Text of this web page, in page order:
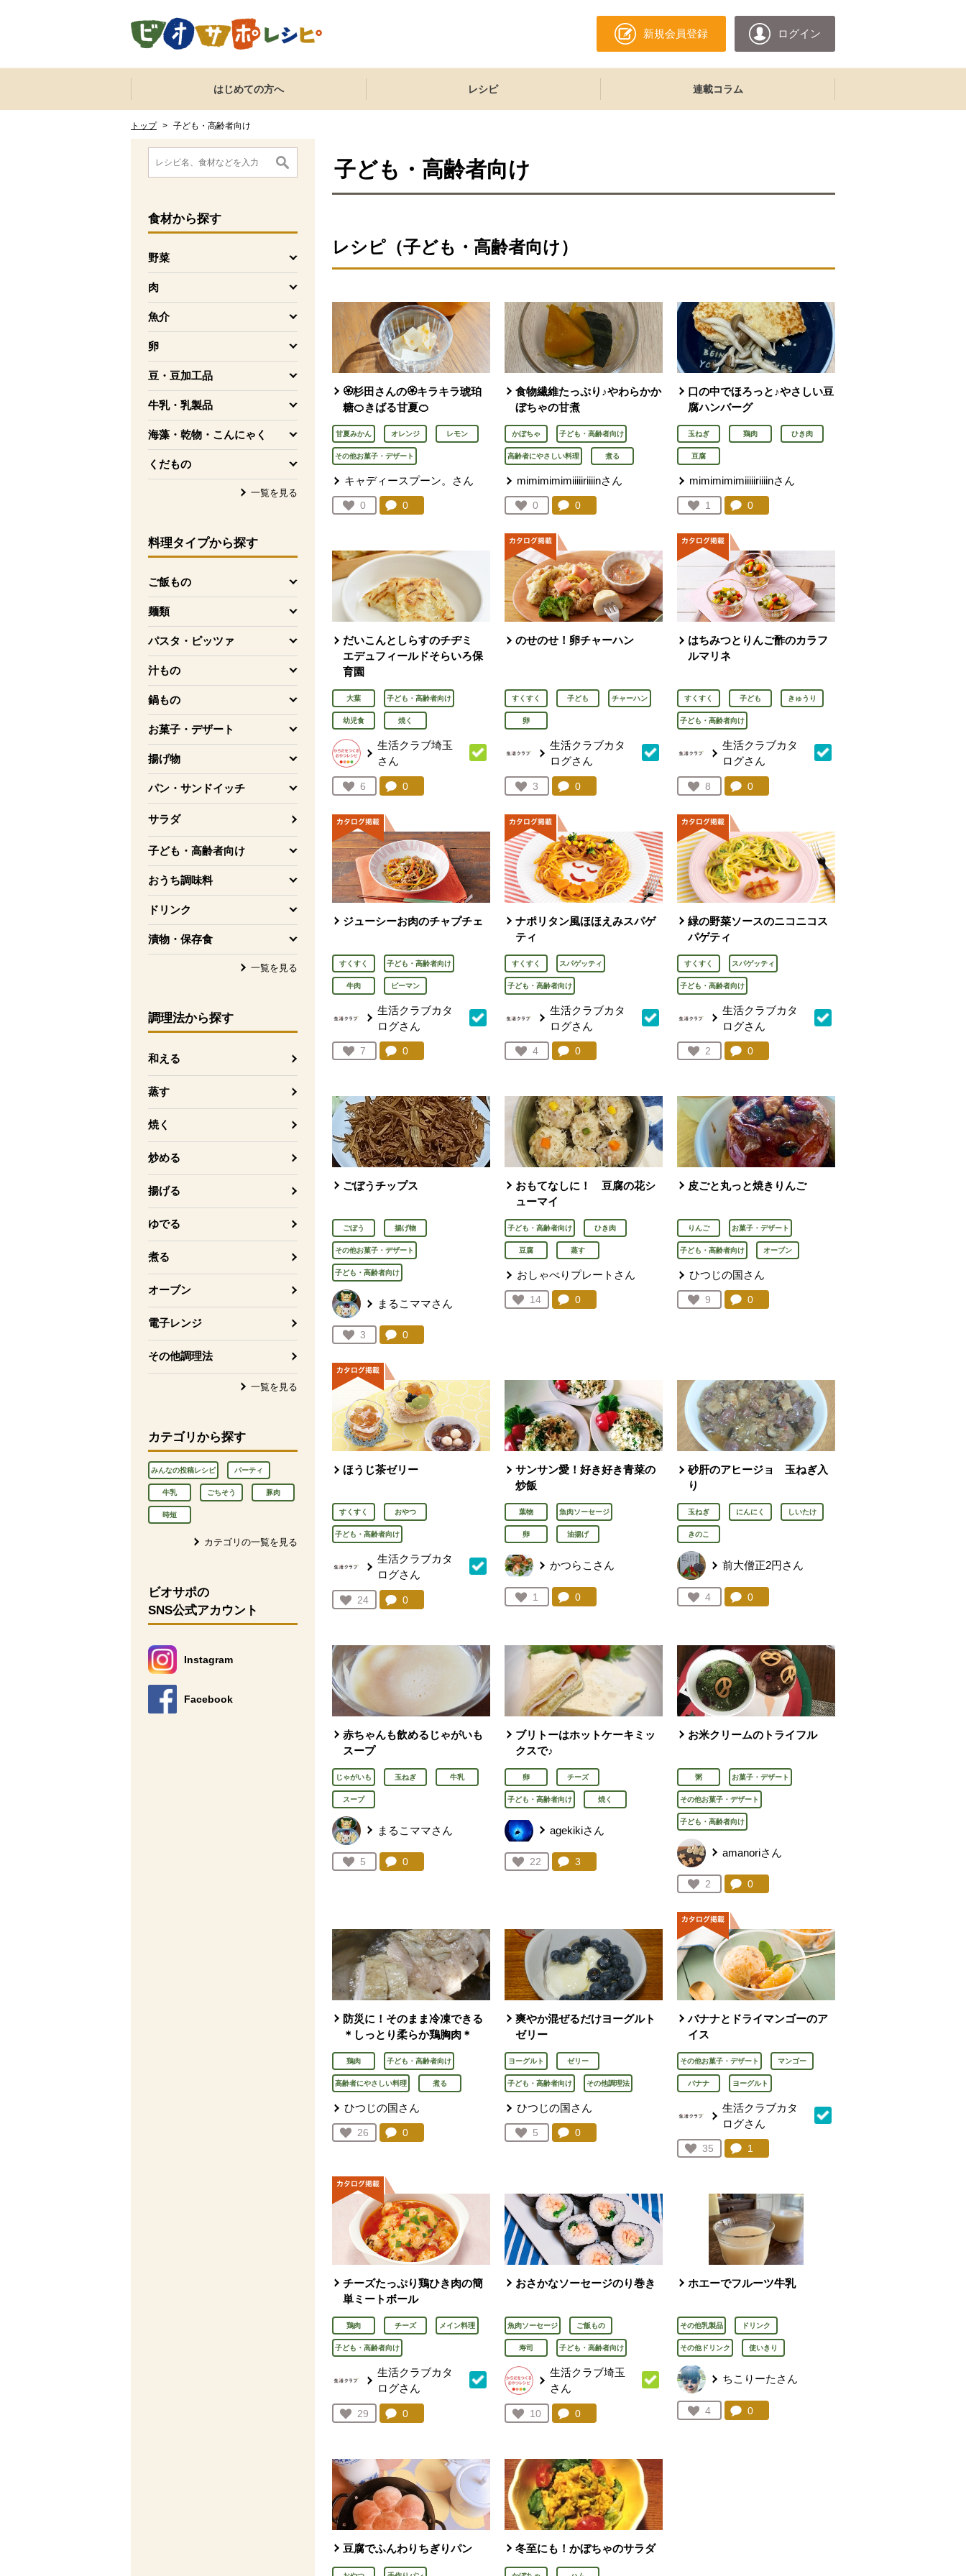
新規会員登録 ログイン
ここからサイト内共通メニューです。
サイト内共通メニューをスキップする
はじめての方へ レシピ 連載コラム
トップ > 子ども・高齢者向け
ここから消費材検索メニューです。
食材から探す
野菜
を開く
肉
を開く
魚介
を開く
卵
を開く
豆・豆加工品
を開く
牛乳・乳製品
を開く
海藻・乾物・こんにゃく
を開く
くだもの
を開く
一覧を見る
料理タイプから探す
ご飯もの
を開く
麺類
を開く
パスタ・ピッツァ
を開く
汁もの
を開く
鍋もの
を開く
お菓子・デザート
を開く
揚げ物
を開く
パン・サンドイッチ
を開く
サラダ
子ども・高齢者向け
を開く
おうち調味料
を開く
ドリンク
を開く
漬物・保存食
を開く
一覧を見る
調理法から探す
和える
蒸す
焼く
炒める
揚げる
ゆでる
煮る
オーブン
電子レンジ
その他調理法
一覧を見る
カテゴリから探す
みんなの投稿レシピ パーティ
牛乳 ごちそう 豚肉
時短
カテゴリの一覧を見る
消費材検索メニューここまで。
ここから本文です。
ビオサポの
SNS公式アカウント
Instagram
別のウィンドウで開きます。
Facebook
別のウィンドウで開きます。
子ども・高齢者向け
レシピ（子ども・高齢者向け）
🏵️杉田さんの🏵️キラキラ琥珀
糖🍊きばる甘夏🍊
甘夏みかん オレンジ レモン
その他お菓子・デザート
キャディースプーン。さん
お気に入り登録：
0
人が登録
コメント：
0
食物繊維たっぷり♪やわらかか
ぼちゃの甘煮
かぼちゃ 子ども・高齢者向け
高齢者にやさしい料理 煮る
mimimimimiiiiiriiiinさん
お気に入り登録：
0
人が登録
コメント：
0件。コメントを見る。
口の中でほろっと♪やさしい豆
腐ハンバーグ
玉ねぎ 鶏肉 ひき肉
豆腐
mimimimimiiiiiriiiinさん
お気に入り登録：
1
人が登録
コメント：
0件。コメントを見る。
だいこんとしらすのチヂミ
エデュフィールドそらいろ保
育園
大葉 子ども・高齢者向け
幼児食 焼く
生活クラブ埼玉
さん
お気に入り登録：
6
人が登録
コメント：
0
のせのせ！卵チャーハン
すくすく 子ども チャーハン
卵
生活クラブカタ
ログさん
お気に入り登録：
3
人が登録
コメント：
0件。コメントを見る。
はちみつとりんご酢のカラフ
ルマリネ
すくすく 子ども きゅうり
子ども・高齢者向け
生活クラブカタ
ログさん
お気に入り登録：
8
人が登録
コメント：
0件。コメントを見る。
ジューシーお肉のチャプチェ
すくすく 子ども・高齢者向け
牛肉 ピーマン
生活クラブカタ
ログさん
お気に入り登録：
7
人が登録
コメント：
0
ナポリタン風ほほえみスパゲ
ティ
すくすく スパゲッティ
子ども・高齢者向け
生活クラブカタ
ログさん
お気に入り登録：
4
人が登録
コメント：
0件。コメントを見る。
緑の野菜ソースのニコニコス
パゲティ
すくすく スパゲッティ
子ども・高齢者向け
生活クラブカタ
ログさん
お気に入り登録：
2
人が登録
コメント：
0件。コメントを見る。
ごぼうチップス
ごぼう 揚げ物
その他お菓子・デザート
子ども・高齢者向け
まるこママさん
お気に入り登録：
3
人が登録
コメント：
0
おもてなしに！ 豆腐の花シ
ューマイ
子ども・高齢者向け ひき肉
豆腐 蒸す
おしゃべりプレートさん
お気に入り登録：
14
人が登録
コメント：
0件。コメントを見る。
皮ごと丸っと焼きりんご
りんご お菓子・デザート
子ども・高齢者向け オーブン
ひつじの国さん
お気に入り登録：
9
人が登録
コメント：
0件。コメントを見る。
ほうじ茶ゼリー
すくすく おやつ
子ども・高齢者向け
生活クラブカタ
ログさん
お気に入り登録：
24
人が登録
コメント：
0
サンサン愛！好き好き青菜の
炒飯
葉物 魚肉ソーセージ
卵 油揚げ
かつらこさん
お気に入り登録：
1
人が登録
コメント：
0件。コメントを見る。
砂肝のアヒージョ 玉ねぎ入
り
玉ねぎ にんにく しいたけ
きのこ
前大僧正2円さん
お気に入り登録：
4
人が登録
コメント：
0件。コメントを見る。
赤ちゃんも飲めるじゃがいも
スープ
じゃがいも 玉ねぎ 牛乳
スープ
まるこママさん
お気に入り登録：
5
人が登録
コメント：
0
ブリトーはホットケーキミッ
クスで♪
卵 チーズ
子ども・高齢者向け 焼く
agekikiさん
お気に入り登録：
22
人が登録
コメント：
3 件。コメントを見る。
お米クリームのトライフル
粥 お菓子・デザート
その他お菓子・デザート
子ども・高齢者向け
amanoriさん
お気に入り登録：
2
人が登録
コメント：
0件。コメントを見る。
防災に！そのまま冷凍できる
＊しっとり柔らか鶏胸肉＊
鶏肉 子ども・高齢者向け
高齢者にやさしい料理 煮る
ひつじの国さん
お気に入り登録：
26
人が登録
コメント：
0
爽やか混ぜるだけヨーグルト
ゼリー
ヨーグルト ゼリー
子ども・高齢者向け その他調理法
ひつじの国さん
お気に入り登録：
5
人が登録
コメント：
0件。コメントを見る。
バナナとドライマンゴーのア
イス
その他お菓子・デザート マンゴー
バナナ ヨーグルト
生活クラブカタ
ログさん
お気に入り登録：
35
人が登録
コメント：
1件。コメントを見る。
チーズたっぷり鶏ひき肉の簡
単ミートボール
鶏肉 チーズ メイン料理
子ども・高齢者向け
生活クラブカタ
ログさん
お気に入り登録：
29
人が登録
コメント：
0
おさかなソーセージのり巻き
魚肉ソーセージ ご飯もの
寿司 子ども・高齢者向け
生活クラブ埼玉
さん
お気に入り登録：
10
人が登録
コメント：
0件。コメントを見る。
ホエーでフルーツ牛乳
その他乳製品 ドリンク
その他ドリンク 使いきり
ちこりーたさん
お気に入り登録：
4
人が登録
コメント：
0件。コメントを見る。
豆腐でふんわりちぎりパン 冬至にも！かぼちゃのサラダ